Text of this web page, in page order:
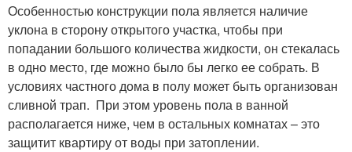
Особенностью конструкции пола является наличие
уклона в сторону открытого участка, чтобы при
попадании большого количества жидкости, он стекалась
в одно место, где можно было бы легко ее собрать. В
условиях частного дома в полу может быть организован
сливной трап. При этом уровень пола в ванной
располагается ниже, чем в остальных комнатах – это
защитит квартиру от воды при затоплении.